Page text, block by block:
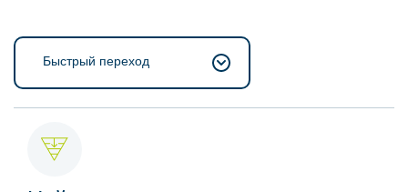
Быстрый переход